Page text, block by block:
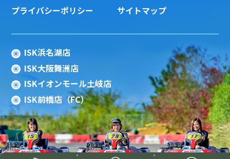
プライバシーポリシー
サイトマップ
ISK浜名湖店
ISK大阪舞洲店
ISKイオンモール土岐店
ISK前橋店（FC）